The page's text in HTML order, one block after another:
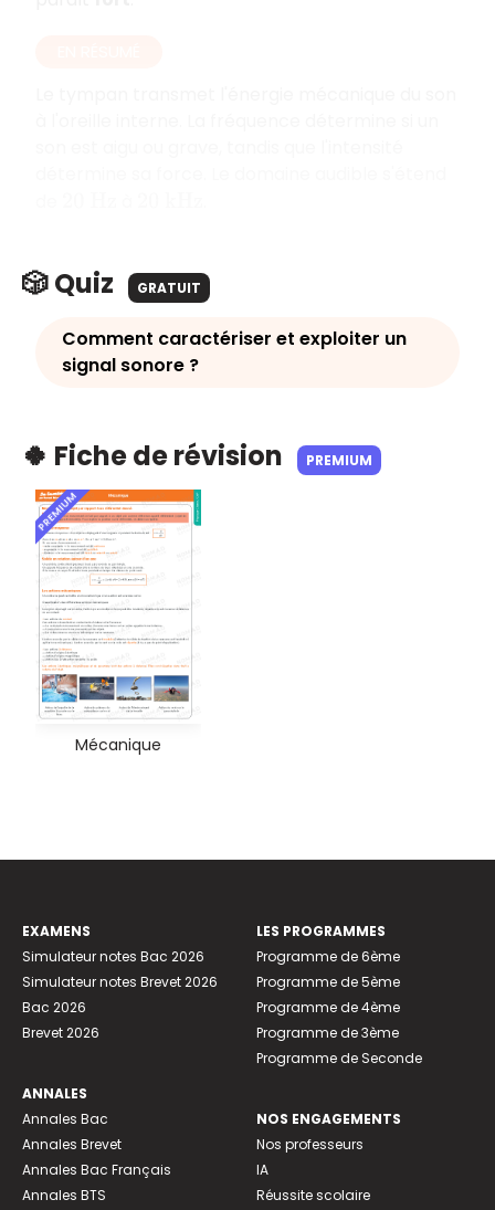
🎲 Quiz GRATUIT
Comment caractériser et exploiter un
signal sonore ?
🍀 Fiche de révision PREMIUM
PREMIUM
Mécanique
EXAMENS
Simulateur notes Bac 2026
Simulateur notes Brevet 2026
Bac 2026
Brevet 2026
ANNALES
Annales Bac
Annales Brevet
Annales Bac Français
Annales BTS
LES PROGRAMMES
Programme de 6ème
Programme de 5ème
Programme de 4ème
Programme de 3ème
Programme de Seconde
NOS ENGAGEMENTS
Nos professeurs
IA
Réussite scolaire